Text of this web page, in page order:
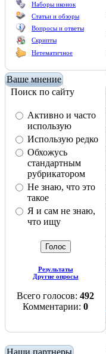
Наборы иконок
Статьи и обзоры
Вопросы и ответы
Скрипты
Нетематичное
Ваше мнение
Поиск по сайту
Активно и часто
использую
Использую редко
Обхожусь
стандартным
рубрикатором
Не знаю, что это
такое
Я и сам не знаю,
что ищу
Результаты
Другие опросы
Всего голосов: 492
Комментарии: 0
Наши партнеры